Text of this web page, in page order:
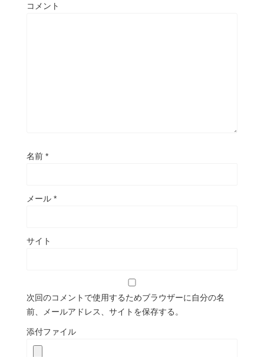
コメント
名前 *
メール *
サイト
次回のコメントで使用するためブラウザーに自分の名
前、メールアドレス、サイトを保存する。
添付ファイル